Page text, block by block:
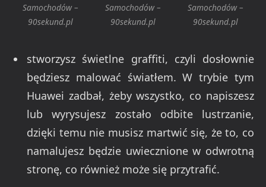
Samochodów –
90sekund.pl
Samochodów –
90sekund.pl
Samochodów –
90sekund.pl
stworzysz świetlne graffiti, czyli dosłownie
będziesz malować światłem. W trybie tym
Huawei zadbał, żeby wszystko, co napiszesz
lub wyrysujesz zostało odbite lustrzanie,
dzięki temu nie musisz martwić się, że to, co
namalujesz będzie uwiecznione w odwrotną
stronę, co również może się przytrafić.